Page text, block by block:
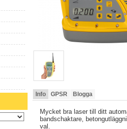
Info GPSR Blogga
Mycket bra laser till ditt
bandschaktare,
val.